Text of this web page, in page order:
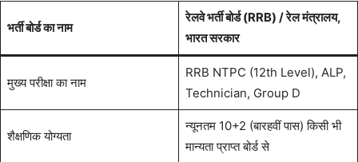
भर्ती बोर्ड का नाम
रेलवे भर्ती बोर्ड (RRB) / रेल मंत्रालय,
भारत सरकार
मुख्य परीक्षा का नाम
RRB NTPC (12th Level), ALP,
Technician, Group D
शैक्षणिक योग्यता
न्यूनतम 10+2 (बारहवीं पास) किसी भी
मान्यता प्राप्त बोर्ड से